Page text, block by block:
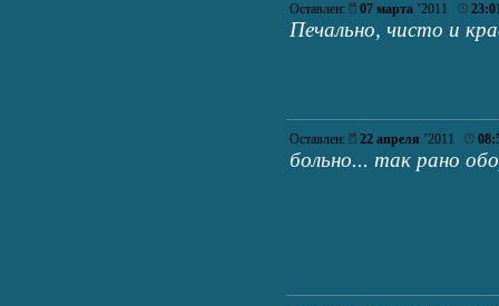
Оставлен: 07 марта ’2011
Печально, чисто и
Оставлен: 22 апреля ’2011
больно... так рано